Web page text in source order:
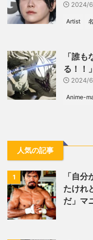
2024/
Artist
「誰
る！！
2024/
Anime-
人気の記事
1
「自
たけれ
だ」マ